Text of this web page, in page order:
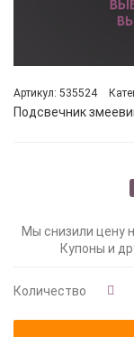
Артикул: 535524
Подсвечник
Мы снизили цену
Купоны и
Количество